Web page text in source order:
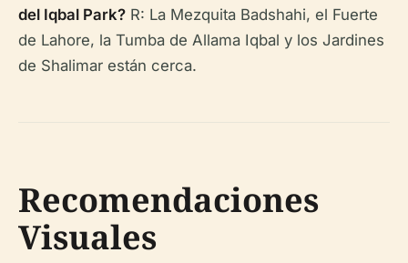
del Iqbal Park? R: La Mezquita Badshahi, el Fuerte
de Lahore, la Tumba de Allama Iqbal y los Jardines
de Shalimar están cerca.
Recomendaciones
Visuales